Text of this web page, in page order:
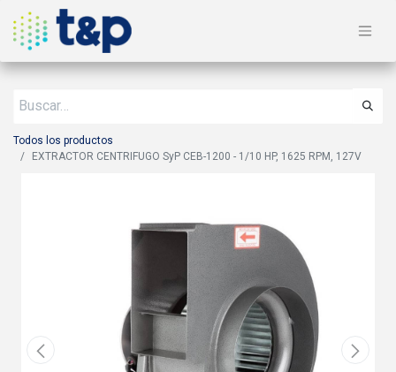
Todos los productos
EXTRACTOR CENTRIFUGO SyP CEB-1200 - 1/10 HP, 1625 RPM, 127V